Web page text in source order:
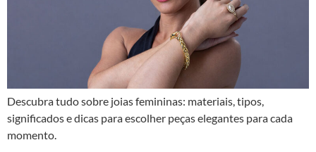
Descubra tudo sobre joias femininas: materiais, tipos,
significados e dicas para escolher peças elegantes para cada
momento.